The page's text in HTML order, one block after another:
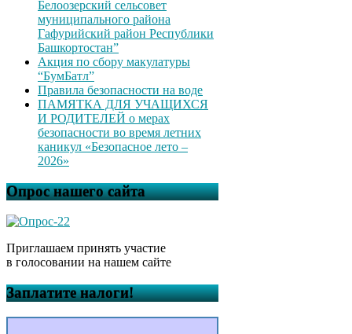
Белоозерский сельсовет
муниципального района
Гафурийский район Республики
Башкортостан”
Акция по сбору макулатуры
“БумБатл”
Правила безопасности на воде
ПАМЯТКА ДЛЯ УЧАЩИХСЯ
И РОДИТЕЛЕЙ о мерах
безопасности во время летних
каникул «Безопасное лето –
2026»
Опрос нашего сайта
Приглашаем принять участие
в голосовании на нашем сайте
Заплатите налоги!